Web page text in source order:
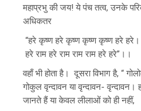
महाप्रभु की जय! ये पंच तत्व, उनके
अधिकतर
“हरे कृष्ण हरे कृष्ण कृष्ण कृष्ण हरे हरे।
हरे राम हरे राम राम राम हरे हरे”।।
वहाँ भी होता है। दूसरा विभाग है, “
गोकुल वृन्दावन या वृन्दावन- वृन्दावन।
जानते हैं या केवल लीलाओं को ही नहीं,